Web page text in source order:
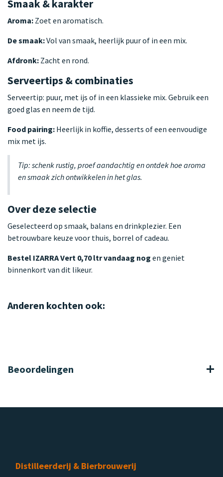
Smaak & karakter
Aroma: Zoet en aromatisch.
De smaak:Vol van smaak, heerlijk puur of in een mix.
Afdronk: Zacht en rond.
Serveertips & combinaties
Serveertip: puur, met ijs of in een klassieke mix. Gebruik een
goed glas en neem de tijd.
Food pairing: Heerlijk in koffie, desserts of een eenvoudige
mix met ijs.
Tip: schenk rustig, proef aandachtig en ontdek hoe aroma
en smaak zich ontwikkelen in het glas.
Over deze selectie
Geselecteerd op smaak, balans en drinkplezier. Een
betrouwbare keuze voor thuis, borrel of cadeau.
Bestel IZARRA Vert 0,70 ltr vandaag nog en geniet
binnenkort van dit likeur.
Anderen kochten ook:
Beoordelingen
Distilleerderij & Bierbrouwerij